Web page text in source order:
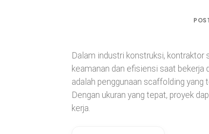
Dalam industri konstruksi, kontraktor
keamanan dan efisiensi saat
adalah penggunaan scaffolding
Dengan ukuran yang tepat, proyek
kerja.